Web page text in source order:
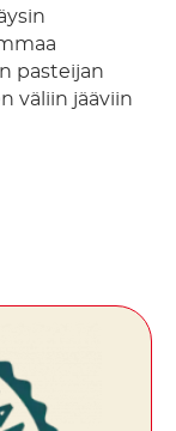
pasteijan
väliin jääviin